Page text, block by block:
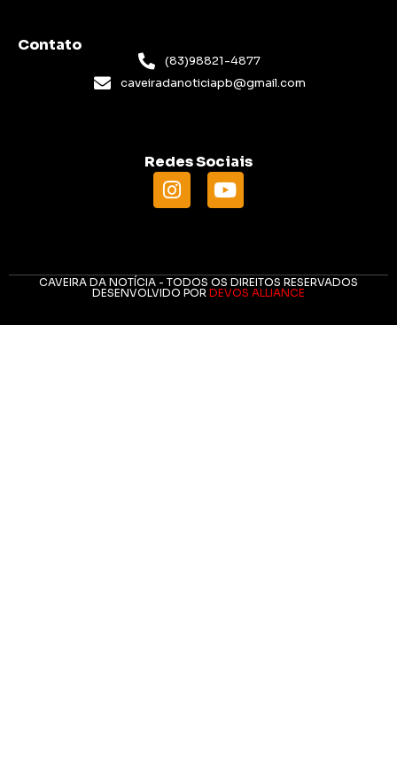
Contato
(83)98821-4877
caveiradanoticiapb@gmail.com
Redes Sociais
CAVEIRA DA NOTÍCIA - TODOS OS DIREITOS RESERVADOS
DESENVOLVIDO POR DEVOS ALLIANCE